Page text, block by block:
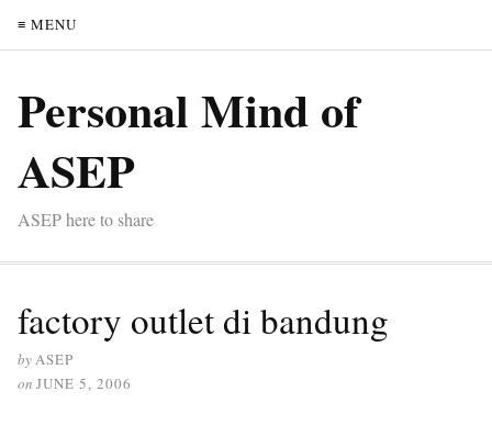
≡ MENU
Personal Mind of
ASEP
ASEP here to share
factory outlet di bandung
byASEP
on JUNE 5, 2006